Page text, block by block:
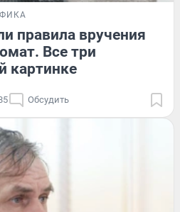
правила вручения
Все три
картинке
Обсудить